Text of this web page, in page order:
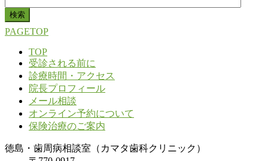
索:
PAGETOP
TOP
受診される前に
診療時間・アクセス
院長プロフィール
メール相談
オンライン予約について
保険治療のご案内
徳島・歯周病相談室（カマタ歯科クリニック）